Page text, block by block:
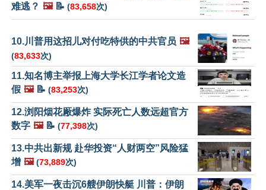
难逃？ 🖼️📝 (83,658次)
10.川普用这招儿对付吃特供的中共官员 🖼️
(83,633次)
11.知名博主举报上海大学长江学者论文造
假 🖼️📝 (83,253次)
12.浏阳烟花厰爆炸 实际死亡人数远超官方
数字 🖼️📝 (77,398次)
13.中共出新规 赴华投资“人财两空”风险猛
增 🖼️ (73,889次)
14.美军一夜击沉6艘伊朗快艇 川普：伊朗